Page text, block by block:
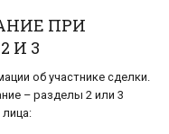
ПРИ
И 3
об участнике сделки.
– разделы 2 или 3